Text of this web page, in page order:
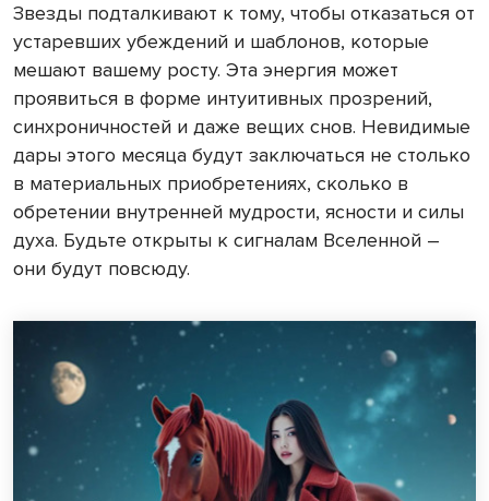
Звезды подталкивают к тому, чтобы отказаться от
устаревших убеждений и шаблонов, которые
мешают вашему росту. Эта энергия может
проявиться в форме интуитивных прозрений,
синхроничностей и даже вещих снов. Невидимые
дары этого месяца будут заключаться не столько
в материальных приобретениях, сколько в
обретении внутренней мудрости, ясности и силы
духа. Будьте открыты к сигналам Вселенной –
они будут повсюду.